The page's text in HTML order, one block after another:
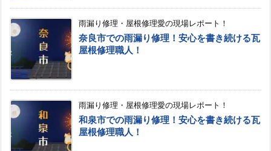
雨漏り修理・屋根修理愛の現場レポート！
奈良市での雨漏り修理！安心を書き続ける瓦
屋根修理職人！
雨漏り修理・屋根修理愛の現場レポート！
和泉市での雨漏り修理！安心を書き続ける瓦
屋根修理職人！